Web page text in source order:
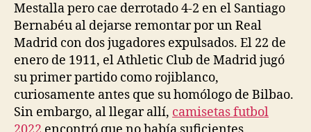
Mestalla pero cae derrotado 4-2 en el Santiago
Bernabéu al dejarse remontar por un Real
Madrid con dos jugadores expulsados. El 22 de
enero de 1911, el Athletic Club de Madrid jugó
su primer partido como rojiblanco,
curiosamente antes que su homólogo de Bilbao.
Sin embargo, al llegar allí, camisetas futbol